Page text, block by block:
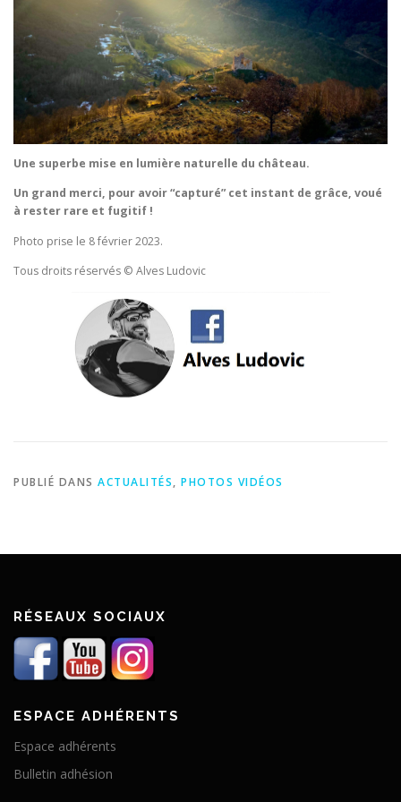
Une superbe mise en lumière naturelle du château.
Un grand merci, pour avoir “capturé” cet instant de grâce, voué
à rester rare et fugitif !
Photo prise le 8 février 2023.
Tous droits réservés © Alves Ludovic
PUBLIÉ DANS ACTUALITÉS, PHOTOS VIDÉOS
RÉSEAUX SOCIAUX
ESPACE ADHÉRENTS
Espace adhérents
Bulletin adhésion